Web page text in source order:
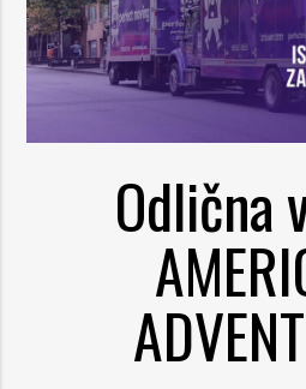
Odlična